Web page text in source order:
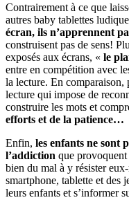
Contrairement à ce que
autres baby tablettes
écran, ils n’apprennent
construisent pas de sens!
exposés aux écrans, « le
entre en compétition avec
la lecture. En comparaison,
lecture qui impose de
construire les mots et
efforts et de la patience…
Enfin, les enfants ne sont
l’addiction que provoquent
bien du mal à y résister
smartphone, tablette et des
leurs enfants et s’informer